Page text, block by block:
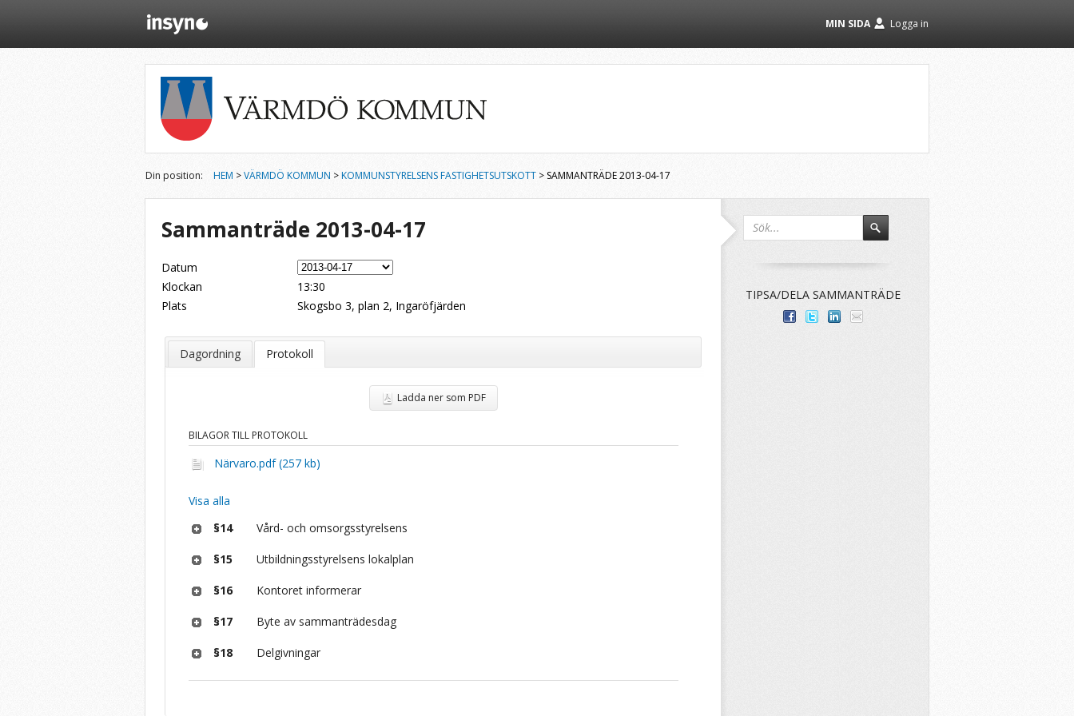
Logga in
MIN SIDA
Din position: HEM >VÄRMDÖ KOMMUN >KOMMUNSTYRELSENS FASTIGHETSUTSKOTT > SAMMANTRÄDE 2013-04-17
Sammanträde 2013-04-17
Datum
Klockan
13:30
Plats
Skogsbo 3, plan 2, Ingaröfjärden
Dagordning Protokoll
Ladda ner som PDF
BILAGOR TILL PROTOKOLL
Närvaro.pdf (257 kb)
Visa alla
§14
Vård- och omsorgsstyrelsens
§15 Utbildningsstyrelsens lokalplan
§16 Kontoret informerar
§17 Byte av sammanträdesdag
§18 Delgivningar
TIPSA/DELA SAMMANTRÄDE